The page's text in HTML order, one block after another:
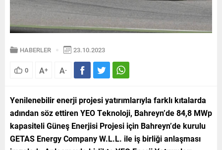
HABERLER 23.10.2023
0 A+ A-
Yenilenebilir enerji projesi yatırımlarıyla farklı kıtalarda
adından söz ettiren YEO Teknoloji, Bahreyn’de 84,8 MWp
kapasiteli Güneş Enerjisi Projesi için Bahreyn’de kurulu
GETAS Energy Company W.L.L. ile iş birliği anlaşması